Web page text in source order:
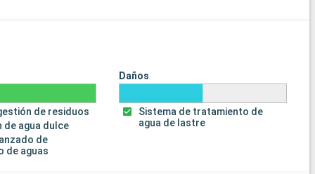
de residuos
de agua dulce
de
de aguas
Daños
Sistema de tratamiento de
agua de lastre